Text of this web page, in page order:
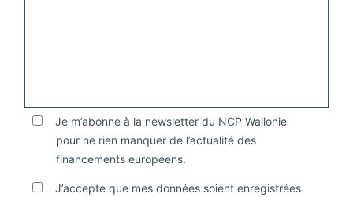
Je m’abonne à la newsletter du NCP Wallonie
pour ne rien manquer de l’actualité des
financements européens.
J’accepte que mes données soient enregistrées